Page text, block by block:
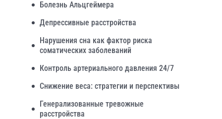
Болезнь Альцгеймера
Депрессивные расстройства
Нарушения сна как фактор риска
соматических заболеваний
Контроль артериального давления 24/7
Снижение веса: стратегии и перспективы
Генерализованные тревожные
расстройства